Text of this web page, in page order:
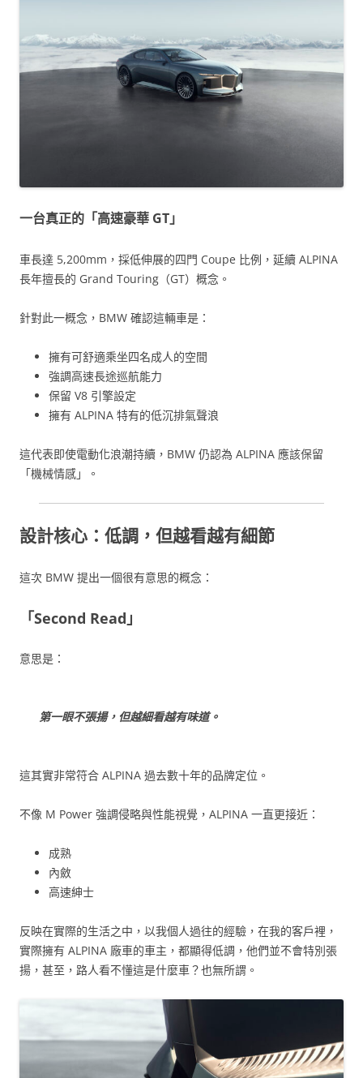
一台真正的「高速豪華 GT」
車長達 5,200mm，採低伸展的四門 Coupe 比例，延續 ALPINA
長年擅長的 Grand Touring（GT）概念。
針對此一概念，BMW 確認這輛車是：
擁有可舒適乘坐四名成人的空間
強調高速長途巡航能力
保留 V8 引擎設定
擁有 ALPINA 特有的低沉排氣聲浪
這代表即使電動化浪潮持續，BMW 仍認為 ALPINA 應該保留
「機械情感」。
設計核心：低調，但越看越有細節
這次 BMW 提出一個很有意思的概念：
「Second Read」
意思是：
第一眼不張揚，但越細看越有味道。
這其實非常符合 ALPINA 過去數十年的品牌定位。
不像 M Power 強調侵略與性能視覺，ALPINA 一直更接近：
成熟
內斂
高速紳士
反映在實際的生活之中，以我個人過往的經驗，在我的客戶裡，
實際擁有 ALPINA 廠車的車主，都顯得低調，他們並不會特別張
揚，甚至，路人看不懂這是什麼車？也無所謂。